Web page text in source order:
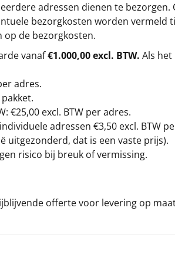
adressen dienen te
bezorgkosten worden
op de bezorgkosten.
vanaf€1.000,00 excl. BTW. Als
adres.
€25,00 excl. BTW per adres.
adressen €3,50 excl. BTW
uitgezonderd, dat is een vaste prijs).
risico bij breuk of vermissing.
offerte voor levering op